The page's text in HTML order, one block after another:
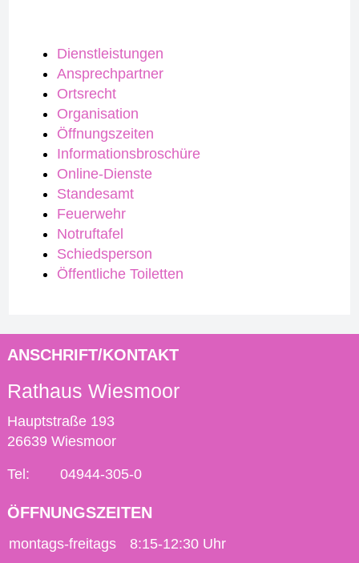
Dienstleistungen
Ansprechpartner
Ortsrecht
Organisation
Öffnungszeiten
Informationsbroschüre
Online-Dienste
Standesamt
Feuerwehr
Notruftafel
Schiedsperson
Öffentliche Toiletten
ANSCHRIFT/KONTAKT
Rathaus Wiesmoor
Hauptstraße 193
26639 Wiesmoor
Tel: 04944-305-0
ÖFFNUNGSZEITEN
montags-freitags 8:15-12:30 Uhr